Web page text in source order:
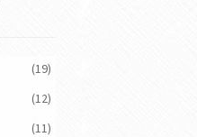
(19)
(12)
(11)